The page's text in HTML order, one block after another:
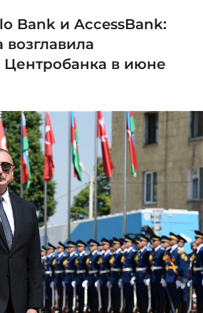
Bank и AccessBank:
возглавила
Центробанка в июне